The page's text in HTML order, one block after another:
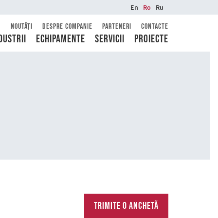
En Ro Ru
Noutăți Despre companie Parteneri Contacte
Echipamente Servicii Proiecte
Trimite o anchetă